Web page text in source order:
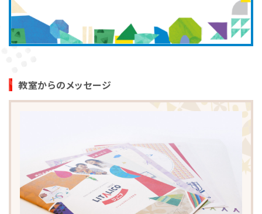
LITALICOワンダー
LITALICOワークス
LITALICO教育ソフト
LITALICO発達特性検査
LITALICO研究所
教室からのメッセージ
言語聴覚士
発達に凸凹のあるお子さんへの
療育や自立支援、ご家族のサポー
大学で非常勤講師として教育者
の養成。新人研修や一定期間の
振り返り研修などを担当し、指導
他にも発達障害児教育の分野において専門性の高
いスーパーバイザーが多数在籍し、各教室の指導